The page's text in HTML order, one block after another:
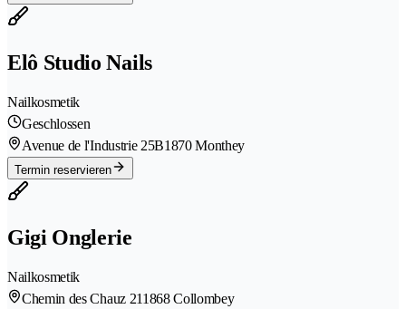
Elô Studio Nails
Nailkosmetik
Geschlossen
Avenue de l'Industrie 25B1870 Monthey
Termin reservieren
Gigi Onglerie
Nailkosmetik
Chemin des Chauz 211868 Collombey